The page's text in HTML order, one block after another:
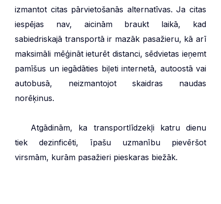
izmantot citas pārvietošanās alternatīvas. Ja citas
iespējas nav, aicinām braukt laikā, kad
sabiedriskajā transportā ir mazāk pasažieru, kā arī
maksimāli mēģināt ieturēt distanci, sēdvietas ieņemt
pamīšus un iegādāties biļeti internetā, autoostā vai
autobusā, neizmantojot skaidras naudas
norēķinus.
Atgādinām, ka transportlīdzekļi katru dienu
tiek dezinficēti, īpašu uzmanību pievēršot
virsmām, kurām pasažieri pieskaras biežāk.